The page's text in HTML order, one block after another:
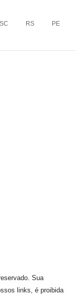
SC RS PE
Sua
links, é proibida